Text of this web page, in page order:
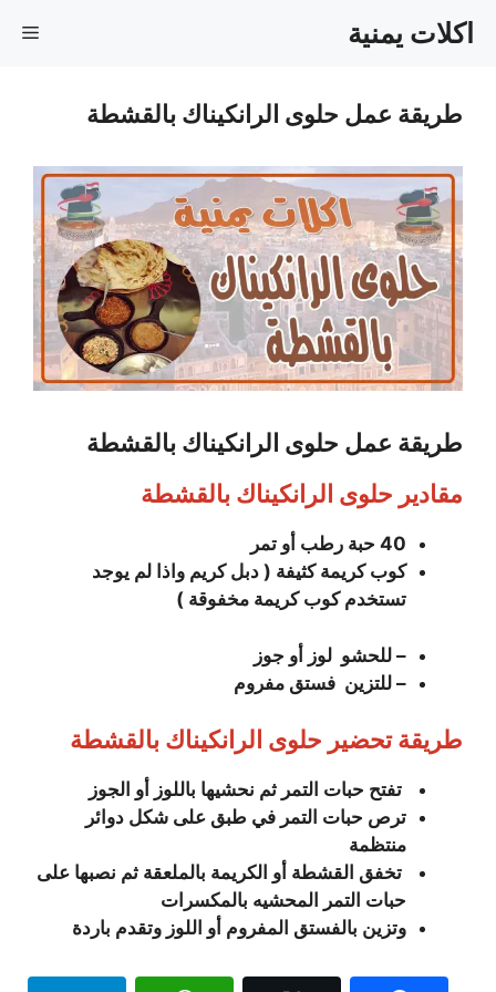
إلىاكلات يمنية
طريقة عمل حلوى الرانكيناك بالقشطة
طريقة عمل حلوى الرانكيناك بالقشطة
مقادير حلوى الرانكيناك بالقشطة
40 حبة رطب أو تمر
كوب كريمة كثيفة ( دبل كريم واذا لم يوجد
تستخدم كوب كريمة مخفوقة )
– للحشو لوز أو جوز
– للتزين فستق مفروم
طريقة تحضير حلوى الرانكيناك بالقشطة
تفتح حبات التمر ثم نحشيها باللوز أو الجوز
ترص حبات التمر في طبق على شكل دوائر
منتظمة
تخفق القشطة أو الكريمة بالملعقة ثم نصبها على
حبات التمر المحشيه بالمكسرات
وتزين بالفستق المفروم أو اللوز وتقدم باردة